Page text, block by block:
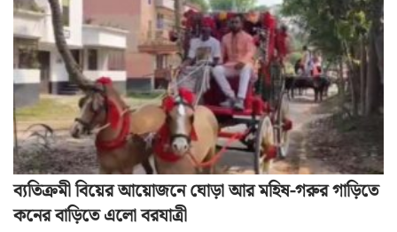
ব্যতিক্রমী বিয়ের আয়োজনে ঘোড়া আর মহিষ-গরুর গাড়িতে
কনের বাড়িতে এলো বরযাত্রী